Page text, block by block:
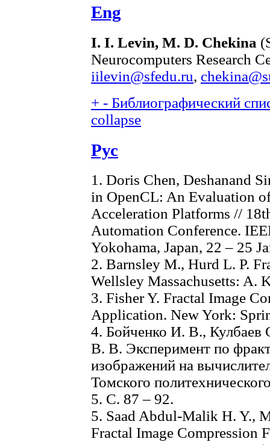
Eng
I. I. Levin, M. D. Chekina
Neurocomputers Research
iilevin@sfedu.ru,
+ - Библиографический
collapse
Рус
1. Doris Chen, Deshanand
in OpenCL: An Evaluation
Acceleration Platforms //
Automation Conference.
Yokohama, Japan, 22 – 25
2. Barnsley M., Hurd L. P.
Wellsley Massachusetts: A.
3. Fisher Y. Fractal Image
Application. New York:
4. Бойченко И. В.,
В. В. Эксперимент по
изображений на
Томского
5. С. 87 – 92.
5. Saad Abdul-Malik H. Y.,
Fractal Image Compression